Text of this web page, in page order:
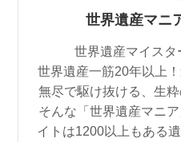
世界遺産マニ
世界遺産マイス
世界遺産一筋20年以上
無尽で駆け抜ける、生
そんな「世界遺産マニ
イトは1200以上もある